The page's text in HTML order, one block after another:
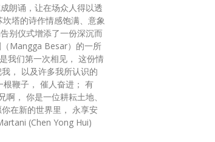
朗诵，让在场众人得以透
塔的诗作情感饱满、意象
别仪式增添了一份深沉而
我们第一次相见， 这份情
， 以及许多我所认识的
根鞭子， 催人奋进； 有
， 你是一位耕耘土地、
在新的世界里， 永享安
(Chen Yong Hui)